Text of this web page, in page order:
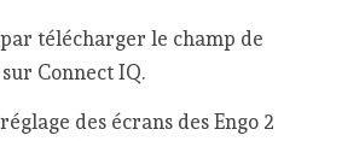
télécharger le champ de
Connect IQ.
des écrans des Engo 2